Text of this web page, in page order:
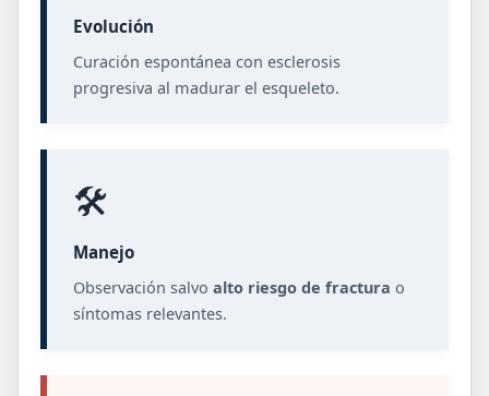
Evolución
Curación espontánea con esclerosis
progresiva al madurar el esqueleto.
🛠️
Manejo
Observación salvo alto riesgo de fractura o
síntomas relevantes.